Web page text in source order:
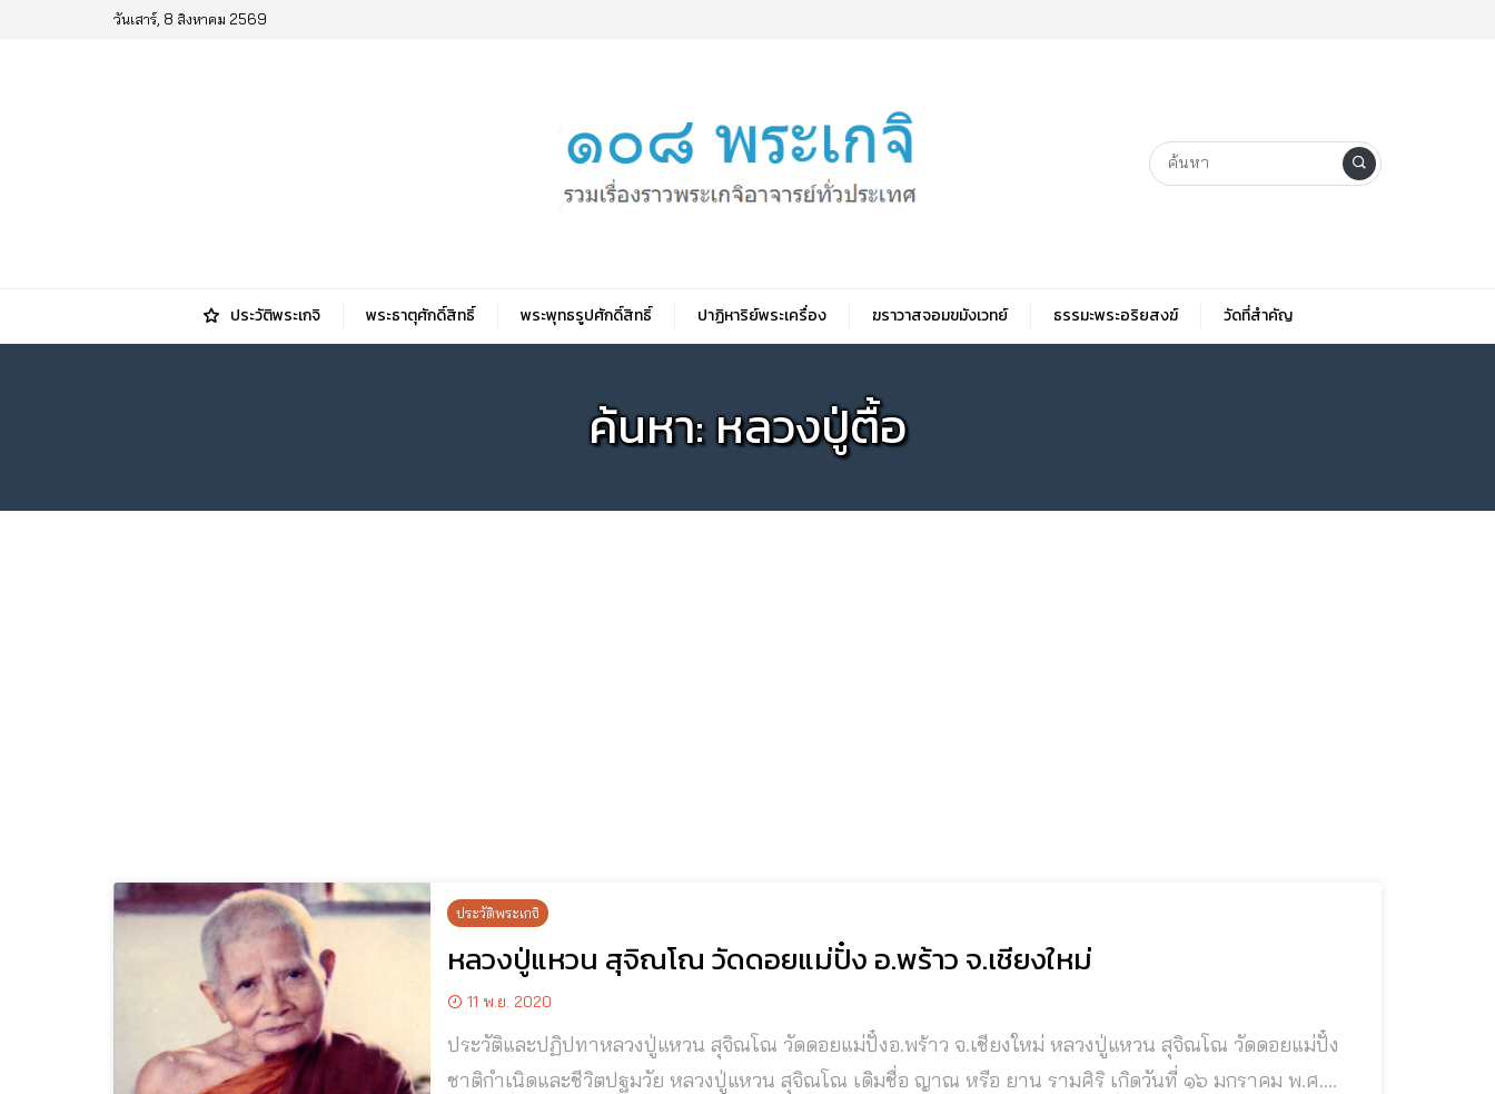
วันเสาร์, 8 สิงหาคม 2569
ประวัติพระเกจิ พระธาตุศักดิ์สิทธิ์ พระพุทธรูปศักดิ์สิทธิ์ ปาฏิหาริย์พระเครื่อง ฆราวาสจอมขมังเวทย์ ธรรมะพระอริยสงฆ์ วัดที่สําคัญ
ค้นหา: หลวงปู่ตื้อ
ประวัติพระเกจิ
หลวงปู่แหวน สุจิณโณ วัดดอยแม่ปั๋ง อ.พร้าว จ.เชียงใหม่
11 พ.ย. 2020
ประวัติและปฏิปทาหลวงปู่แหวน สุจิณโณ วัดดอยแม่ปั๋งอ.พร้าว จ.เชียงใหม่ หลวงปู่แหวน สุจิณโณ วัดดอยแม่ปั๋ง
ชาติกําเนิดและชีวิตปฐมวัย หลวงปู่แหวน สุจิณโณ เดิมชื่อ ญาณ หรือ ยาน รามศิริ เกิดวันที่ ๑๖ มกราคม พ.ศ.